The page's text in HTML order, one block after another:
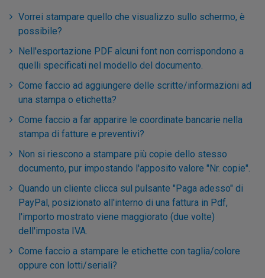
Vorrei stampare quello che visualizzo sullo schermo, è
possibile?
Nell'esportazione PDF alcuni font non corrispondono a
quelli specificati nel modello del documento.
Come faccio ad aggiungere delle scritte/informazioni ad
una stampa o etichetta?
Come faccio a far apparire le coordinate bancarie nella
stampa di fatture e preventivi?
Non si riescono a stampare più copie dello stesso
documento, pur impostando l'apposito valore "Nr. copie".
Quando un cliente clicca sul pulsante "Paga adesso" di
PayPal, posizionato all'interno di una fattura in Pdf,
l'importo mostrato viene maggiorato (due volte)
dell'imposta IVA.
Come faccio a stampare le etichette con taglia/colore
oppure con lotti/seriali?